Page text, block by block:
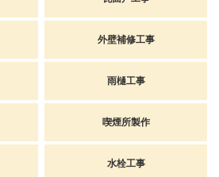
外壁補修工事
雨樋工事
喫煙所製作
水栓工事